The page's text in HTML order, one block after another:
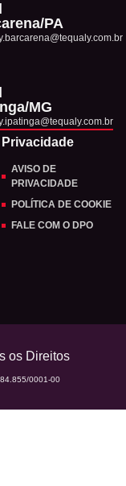
PA
MG
Privacidade
AVISO DE
PRIVACIDADE
POLÍTICA DE COOKIE
FALE COM O DPO
os Direitos
0001-00